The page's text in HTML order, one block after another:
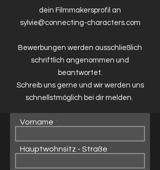
dein Filmmakersprofil an
sylvie@connecting-characters.com
Bewerbungen werden ausschließlich
schriftlich angenommen und
beantwortet.
Schreib uns gerne und wir werden uns
schnellstmöglich bei dir melden.
Vorname
Hauptwohnsitz - Straße